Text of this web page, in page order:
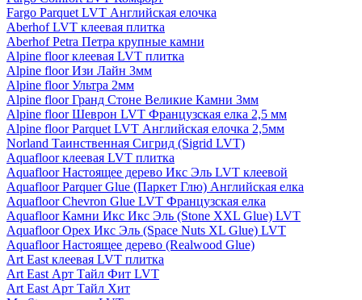
Fargo Parquet LVT Английская елочка
Aberhof LVT клеевая плитка
Aberhof Petra Петра крупные камни
Alpine floor клеевая LVT плитка
Alpine floor Изи Лайн 3мм
Alpine floor Ультра 2мм
Alpine floor Гранд Стоне Великие Камни 3мм
Alpine floor Шеврон LVT Французская елка 2,5 мм
Alpine floor Parquet LVT Английская елочка 2,5мм
Norland Таинственная Сигрид (Sigrid LVT)
Aquafloor клеевая LVT плитка
Aquafloor Настоящее дерево Икс Эль LVT клеевой
Aquafloor Parquer Glue (Паркет Глю) Английская елка
Aquafloor Chevron Glue LVT Французская елка
Aquafloor Камни Икс Икс Эль (Stone XXL Glue) LVT
Aquafloor Орех Икс Эль (Space Nuts XL Glue) LVT
Aquafloor Настоящее дерево (Realwood Glue)
Art East клеевая LVT плитка
Art East Арт Тайл Фит LVT
Art East Арт Тайл Хит